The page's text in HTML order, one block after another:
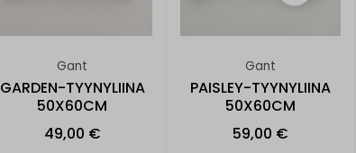
Gant
GARDEN-TYYNYLIINA
50X60CM
49,00 €
Gant
PAISLEY-TYYNYLIINA
50X60CM
59,00 €